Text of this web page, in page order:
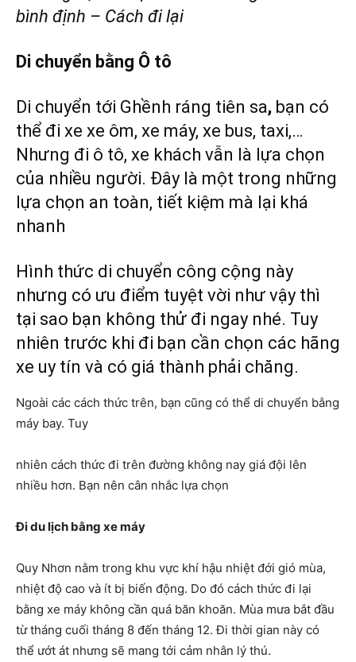
bình định – Cách đi lại
Di chuyển bằng Ô tô
Di chuyển tới Ghềnh ráng tiên sa, bạn có
thể đi xe xe ôm, xe máy, xe bus, taxi,…
Nhưng đi ô tô, xe khách vẫn là lựa chọn
của nhiều người. Đây là một trong những
lựa chọn an toàn, tiết kiệm mà lại khá
nhanh
Hình thức di chuyển công cộng này
nhưng có ưu điểm tuyệt vời như vậy thì
tại sao bạn không thử đi ngay nhé. Tuy
nhiên trước khi đi bạn cần chọn các hãng
xe uy tín và có giá thành phải chăng.
Ngoài các cách thức trên, bạn cũng có thể di chuyển bằng
máy bay. Tuy
nhiên cách thức đi trên đường không nay giá đội lên
nhiều hơn. Bạn nên cân nhắc lựa chọn
Đi du lịch bằng xe máy
Quy Nhơn nằm trong khu vực khí hậu nhiệt đới gió mùa,
nhiệt độ cao và ít bị biến động. Do đó cách thức đi lại
bằng xe máy không cần quá băn khoăn. Mùa mưa bắt đầu
từ tháng cuối tháng 8 đến tháng 12. Đi thời gian này có
thể ướt át nhưng sẽ mang tới cảm nhân lý thú.